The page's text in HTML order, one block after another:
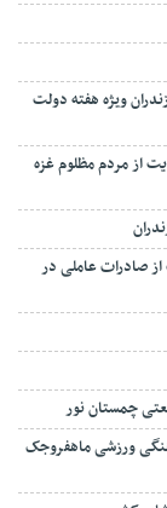
ویژه هفته دولت
از مردم مظلوم غزه
صادرات عاملی در
چمستان نور
فرهنگی ورزشی ماهفروجک